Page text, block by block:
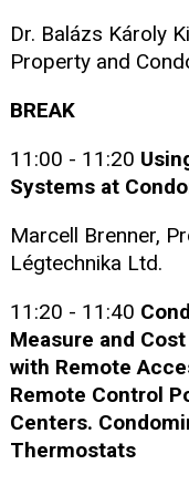
Dr. Balázs Károly
Property and
BREAK
11:00 - 11:20
Systems at
Marcell Brenner,
Légtechnika Ltd.
11:20 - 11:40
Measure and
with Remote
Remote Control
Centers.
Thermostats